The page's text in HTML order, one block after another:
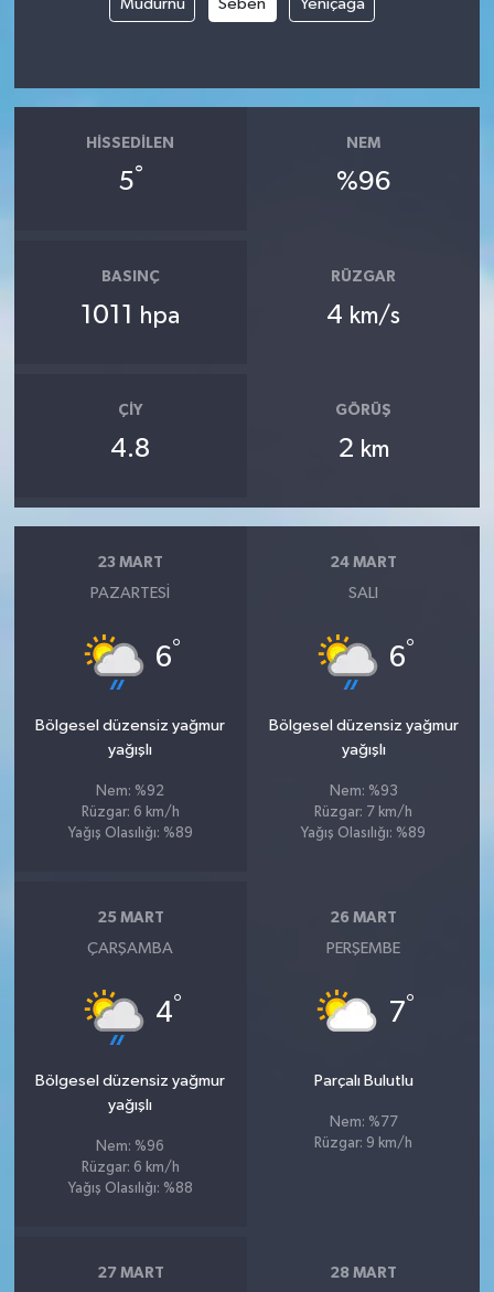
Mudurnu Seben Yeniçağa
HISSEDILEN
5°
NEM
%96
BASINÇ
1011 hpa
RÜZGAR
4 km/s
ÇIY
4.8
GÖRÜŞ
2 km
23 MART
PAZARTESI
6°
Bölgesel düzensiz yağmur
yağışlı
Nem: %92
Rüzgar: 6 km/h
Yağış Olasılığı: %89
24 MART
SALI
6°
Bölgesel düzensiz yağmur
yağışlı
Nem: %93
Rüzgar: 7 km/h
Yağış Olasılığı: %89
25 MART
ÇARŞAMBA
4°
Bölgesel düzensiz yağmur
yağışlı
Nem: %96
Rüzgar: 6 km/h
Yağış Olasılığı: %88
26 MART
PERŞEMBE
7°
Parçalı Bulutlu
Nem: %77
Rüzgar: 9 km/h
27 MART 28 MART